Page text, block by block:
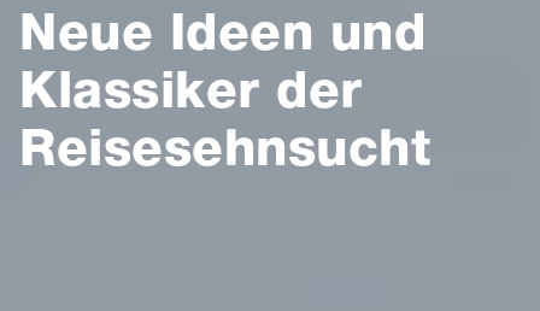
Neue Ideen und
Klassiker der
Reisesehnsucht